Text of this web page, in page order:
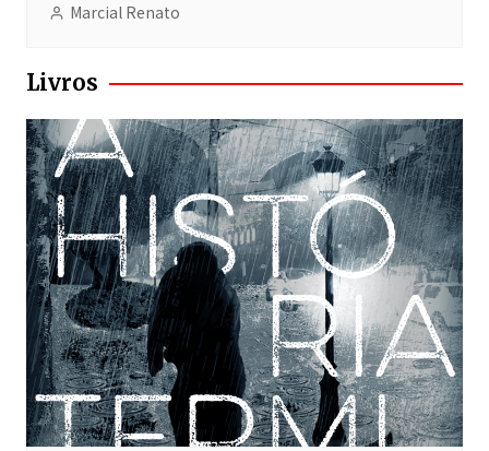
Marcial Renato
Livros